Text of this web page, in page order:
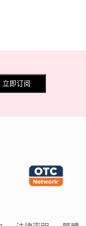
立即订阅